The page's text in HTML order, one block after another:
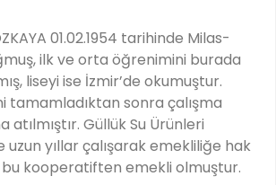
01.02.1954 tarihinde Milas-
ilk ve orta öğrenimini burada
liseyi ise İzmir’de okumuştur.
tamamladıktan sonra çalışma
atılmıştır. Güllük Su Ürünleri
yıllar çalışarak emekliliğe hak
bu kooperatiften emekli olmuştur.